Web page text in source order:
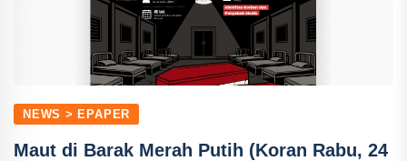
NEWS > EPAPER
Maut di Barak Merah Putih (Koran Rabu, 24